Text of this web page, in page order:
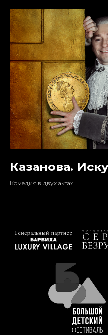
Казанова.
Комедия в двух актах